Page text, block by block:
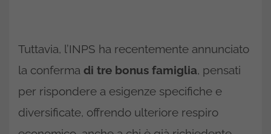
Tuttavia, l’INPS ha recentemente annunciato
la conferma di tre bonus famiglia, pensati
per rispondere a esigenze specifiche e
diversificate, offrendo ulteriore respiro